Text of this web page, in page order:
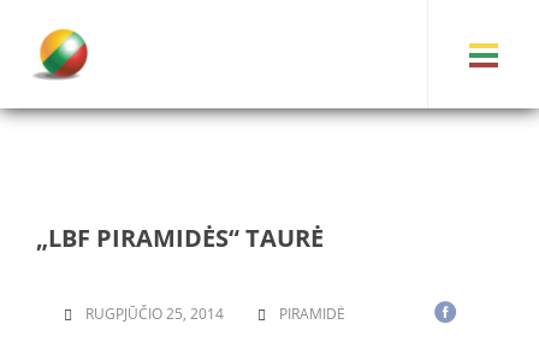
„LBF PIRAMIDĖS“ TAURĖ
RUGPJŪČIO 25, 2014 PIRAMIDĖ